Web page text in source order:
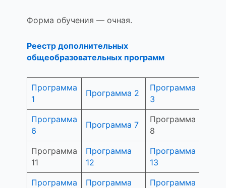
Форма обучения — очная.
Реестр дополнительных
общеобразовательных программ
Программа
1
Программа 2
Программа
3
Программа
6
Программа 7
Программа
8
Программа
11
Программа
12
Программа
13
Программа
Программа
Программа